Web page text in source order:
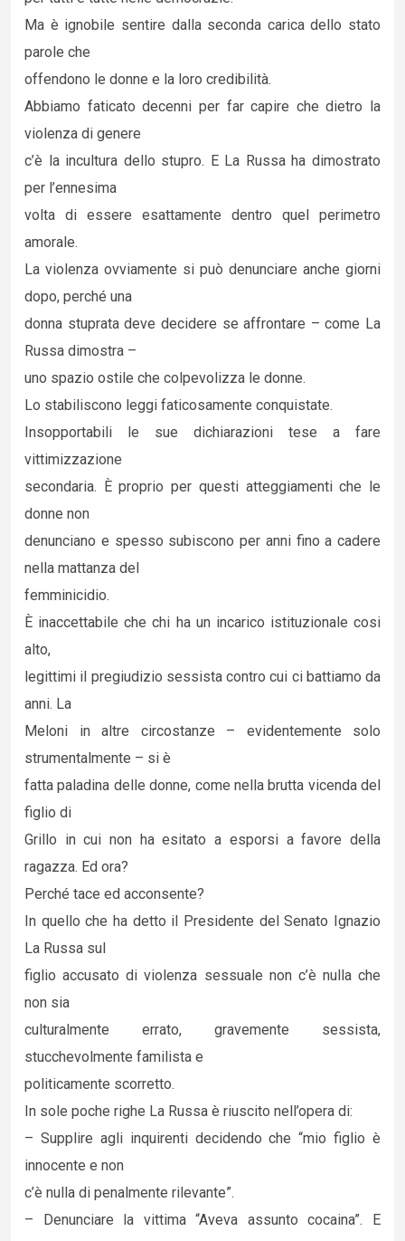
Ma è ignobile sentire dalla seconda carica dello stato
parole che
offendono le donne e la loro credibilità.
Abbiamo faticato decenni per far capire che dietro la
violenza di genere
c’è la incultura dello stupro. E La Russa ha dimostrato
per l’ennesima
volta di essere esattamente dentro quel perimetro
amorale.
La violenza ovviamente si può denunciare anche giorni
dopo, perché una
donna stuprata deve decidere se affrontare – come La
Russa dimostra –
uno spazio ostile che colpevolizza le donne.
Lo stabiliscono leggi faticosamente conquistate.
Insopportabili le sue dichiarazioni tese a fare
vittimizzazione
secondaria. È proprio per questi atteggiamenti che le
donne non
denunciano e spesso subiscono per anni fino a cadere
nella mattanza del
femminicidio.
È inaccettabile che chi ha un incarico istituzionale cosi
alto,
legittimi il pregiudizio sessista contro cui ci battiamo da
anni. La
Meloni in altre circostanze – evidentemente solo
strumentalmente – si è
fatta paladina delle donne, come nella brutta vicenda del
figlio di
Grillo in cui non ha esitato a esporsi a favore della
ragazza. Ed ora?
Perché tace ed acconsente?
In quello che ha detto il Presidente del Senato Ignazio
La Russa sul
figlio accusato di violenza sessuale non c’è nulla che
non sia
culturalmente errato, gravemente sessista,
stucchevolmente familista e
politicamente scorretto.
In sole poche righe La Russa è riuscito nell’opera di:
– Supplire agli inquirenti decidendo che “mio figlio è
innocente e non
c’è nulla di penalmente rilevante”.
– Denunciare la vittima “Aveva assunto cocaina”. E